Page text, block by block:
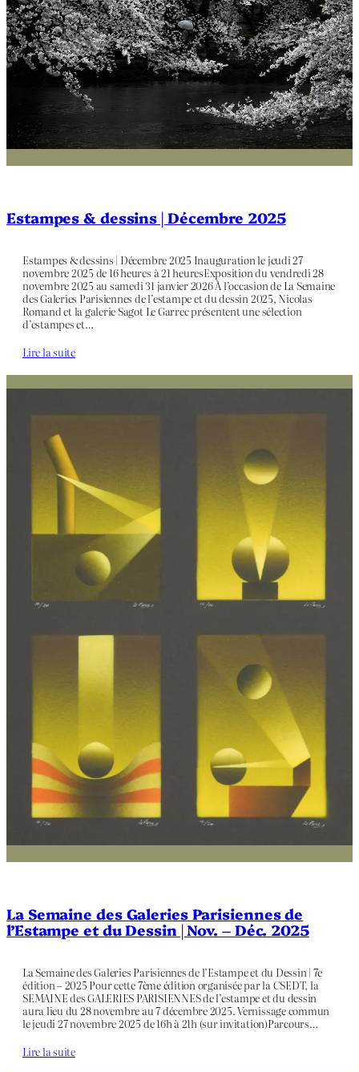
Estampes & dessins | Décembre 2025
Estampes & dessins | Décembre 2025 Inauguration le jeudi 27
novembre 2025 de 16 heures à 21 heuresExposition du vendredi 28
novembre 2025 au samedi 31 janvier 2026 À l’occasion de La Semaine
des Galeries Parisiennes de l’estampe et du dessin 2025, Nicolas
Romand et la galerie Sagot Le Garrec présentent une sélection
d’estampes et…
Lire la suite
La Semaine des Galeries Parisiennes de
l’Estampe et du Dessin | Nov. – Déc. 2025
La Semaine des Galeries Parisiennes de l’Estampe et du Dessin | 7e
édition – 2025 Pour cette 7ème édition organisée par la CSEDT, la
SEMAINE des GALERIES PARISIENNES de l’estampe et du dessin
aura lieu du 28 novembre au 7 décembre 2025. Vernissage commun
le jeudi 27 novembre 2025 de 16h à 21h (sur invitation)Parcours…
Lire la suite